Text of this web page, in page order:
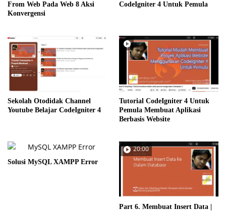
From Web Pada Web 8 Aksi
Konvergensi
CodeIgniter 4 Untuk Pemula
Sekolah Otodidak Channel
Youtube Belajar CodeIgniter 4
Tutorial CodeIgniter 4 Untuk
Pemula Membuat Aplikasi
Berbasis Website
Solusi MySQL XAMPP Error
20:00
Part 6. Membuat Insert Data |